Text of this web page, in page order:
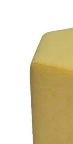
zaloguj się,